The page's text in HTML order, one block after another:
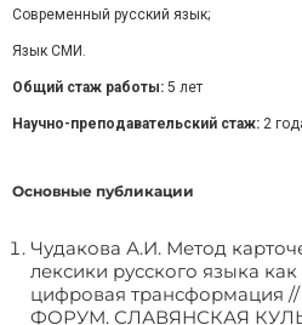
Современный русский язык;
Язык СМИ.
Общий стаж работы: 5 лет
Научно-преподавательский стаж: 2
Основные публикации
Чудакова А.И. Метод
лексики русского языка
цифровая
ФОРУМ. СЛАВЯНСКАЯ